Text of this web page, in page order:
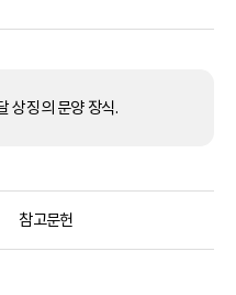
상징의 문양 장식.
참고문헌